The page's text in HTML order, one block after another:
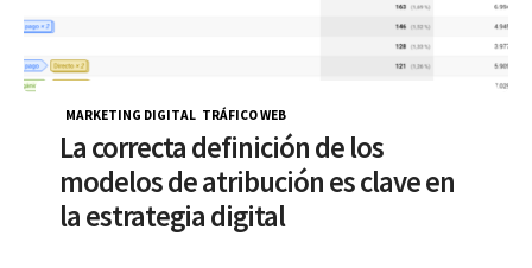
MARKETING DIGITAL TRÁFICO WEB
La correcta definición de los
modelos de atribución es clave en
la estrategia digital